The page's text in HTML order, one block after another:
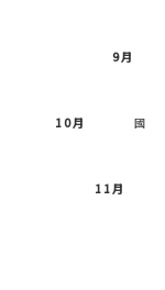
月
遶境 10月
國
節 11月